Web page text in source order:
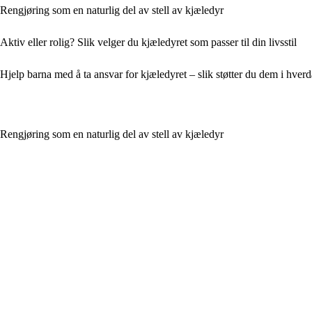
Rengjøring som en naturlig del av stell av kjæledyr
Aktiv eller rolig? Slik velger du kjæledyret som passer til din livsstil
Hjelp barna med å ta ansvar for kjæledyret – slik støtter du dem i
Rengjøring som en naturlig del av stell av kjæledyr